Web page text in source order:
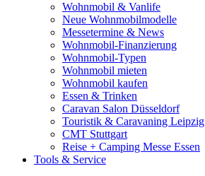
Wohnmobil & Vanlife
Neue Wohnmobilmodelle
Messetermine & News
Wohnmobil-Finanzierung
Wohnmobil-Typen
Wohnmobil mieten
Wohnmobil kaufen
Essen & Trinken
Caravan Salon Düsseldorf
Touristik & Caravaning Leipzig
CMT Stuttgart
Reise + Camping Messe Essen
Tools & Service